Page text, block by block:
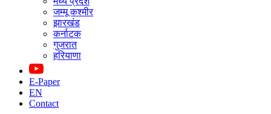
जम्मू कश्मीर
झारखंड
कर्नाटक
गुजरात
हरियाणा
E-Paper
EN
Contact